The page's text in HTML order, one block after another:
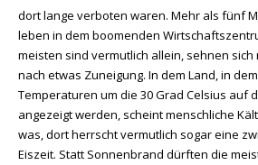
dort lange verboten waren. Mehr als fünf
leben in dem boomenden
meisten sind vermutlich allein, sehnen
nach etwas Zuneigung. In dem Land, in
Temperaturen um die 30 Grad Celsius auf
angezeigt werden, scheint menschliche
was, dort herrscht vermutlich sogar eine
Eiszeit. Statt Sonnenbrand dürften die